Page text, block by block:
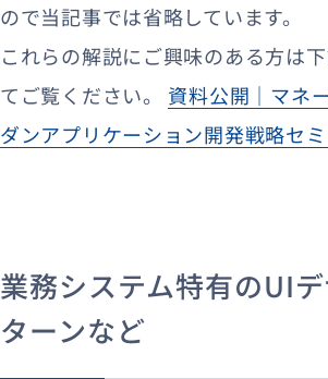
ので当記事では省略しています。
これらの解説にご興味のある方は
てご覧ください。 資料公開｜マネ
ダンアプリケーション開発戦略セ
業務システム特有のUI
ターンなど